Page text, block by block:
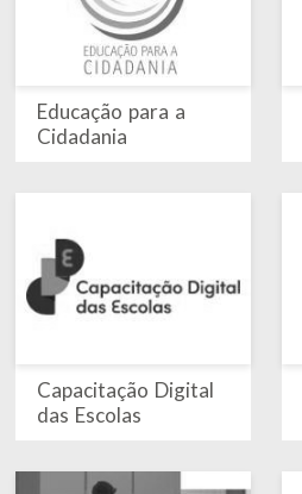
Educação para a
Cidadania
Capacitação Digital
das Escolas